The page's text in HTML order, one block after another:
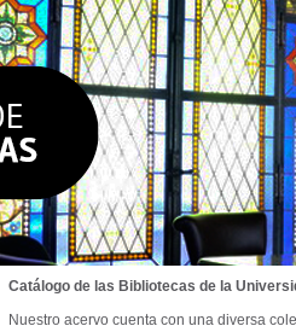
Catálogo de las Bibliotecas de la
Nuestro acervo cuenta con una diversa